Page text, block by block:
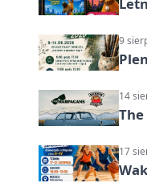
9
14
17